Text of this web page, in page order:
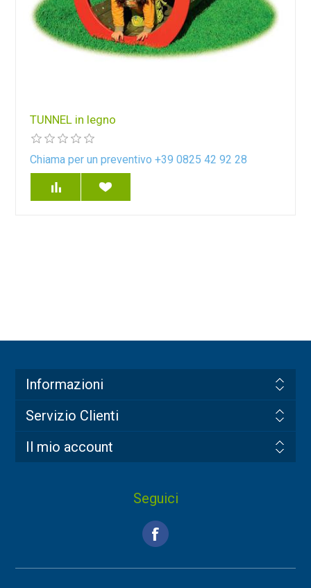
TUNNEL in legno
Chiama per un preventivo +39 0825 42 92 28
Informazioni
Servizio Clienti
Il mio account
Seguici